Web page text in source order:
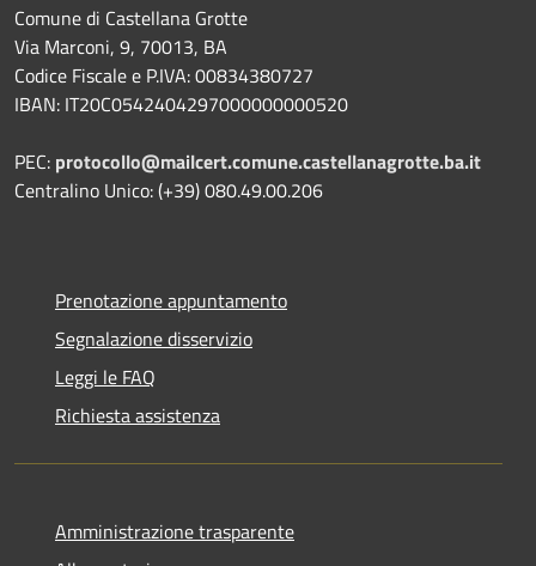
Comune di Castellana Grotte
Via Marconi, 9, 70013, BA
Codice Fiscale e P.IVA: 00834380727
IBAN: IT20C0542404297000000000520
PEC: protocollo@mailcert.comune.castellanagrotte.ba.it
Centralino Unico: (+39) 080.49.00.206
Prenotazione appuntamento
Segnalazione disservizio
Leggi le FAQ
Richiesta assistenza
Amministrazione trasparente